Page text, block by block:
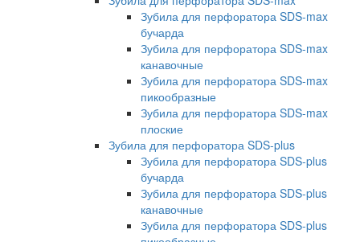
Зубила для перфоратора SDS-max
бучарда
Зубила для перфоратора SDS-max
канавочные
Зубила для перфоратора SDS-max
пикообразные
Зубила для перфоратора SDS-max
плоские
Зубила для перфоратора SDS-plus
Зубила для перфоратора SDS-plus
бучарда
Зубила для перфоратора SDS-plus
канавочные
Зубила для перфоратора SDS-plus